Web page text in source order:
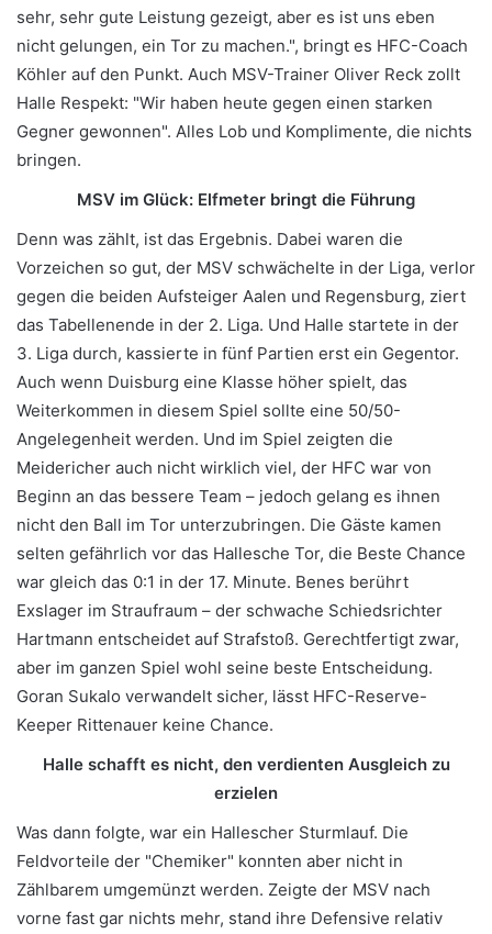
sehr, sehr gute Leistung gezeigt, aber es ist uns eben
nicht gelungen, ein Tor zu machen.", bringt es HFC-Coach
Köhler auf den Punkt. Auch MSV-Trainer Oliver Reck zollt
Halle Respekt: "Wir haben heute gegen einen starken
Gegner gewonnen". Alles Lob und Komplimente, die nichts
bringen.
MSV im Glück: Elfmeter bringt die Führung
Denn was zählt, ist das Ergebnis. Dabei waren die
Vorzeichen so gut, der MSV schwächelte in der Liga, verlor
gegen die beiden Aufsteiger Aalen und Regensburg, ziert
das Tabellenende in der 2. Liga. Und Halle startete in der
3. Liga durch, kassierte in fünf Partien erst ein Gegentor.
Auch wenn Duisburg eine Klasse höher spielt, das
Weiterkommen in diesem Spiel sollte eine 50/50-
Angelegenheit werden. Und im Spiel zeigten die
Meidericher auch nicht wirklich viel, der HFC war von
Beginn an das bessere Team – jedoch gelang es ihnen
nicht den Ball im Tor unterzubringen. Die Gäste kamen
selten gefährlich vor das Hallesche Tor, die Beste Chance
war gleich das 0:1 in der 17. Minute. Benes berührt
Exslager im Straufraum – der schwache Schiedsrichter
Hartmann entscheidet auf Strafstoß. Gerechtfertigt zwar,
aber im ganzen Spiel wohl seine beste Entscheidung.
Goran Sukalo verwandelt sicher, lässt HFC-Reserve-
Keeper Rittenauer keine Chance.
Halle schafft es nicht, den verdienten Ausgleich zu
erzielen
Was dann folgte, war ein Hallescher Sturmlauf. Die
Feldvorteile der "Chemiker" konnten aber nicht in
Zählbarem umgemünzt werden. Zeigte der MSV nach
vorne fast gar nichts mehr, stand ihre Defensive relativ